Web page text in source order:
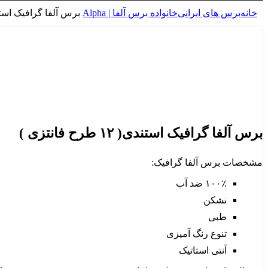
خانهبرس های ایرانیخانواده برس آلفا | Alpha برس آلفا گرافیک استندی( ۱۲
برس آلفا گرافیک استندی( ۱۲ طرح فانتزی )
مشخصات برس آلفا گرافیک:
۱۰۰٪ ضد آب
نشکن
طبی
تنوع رنگ آمیزی
آنتی استاتیک